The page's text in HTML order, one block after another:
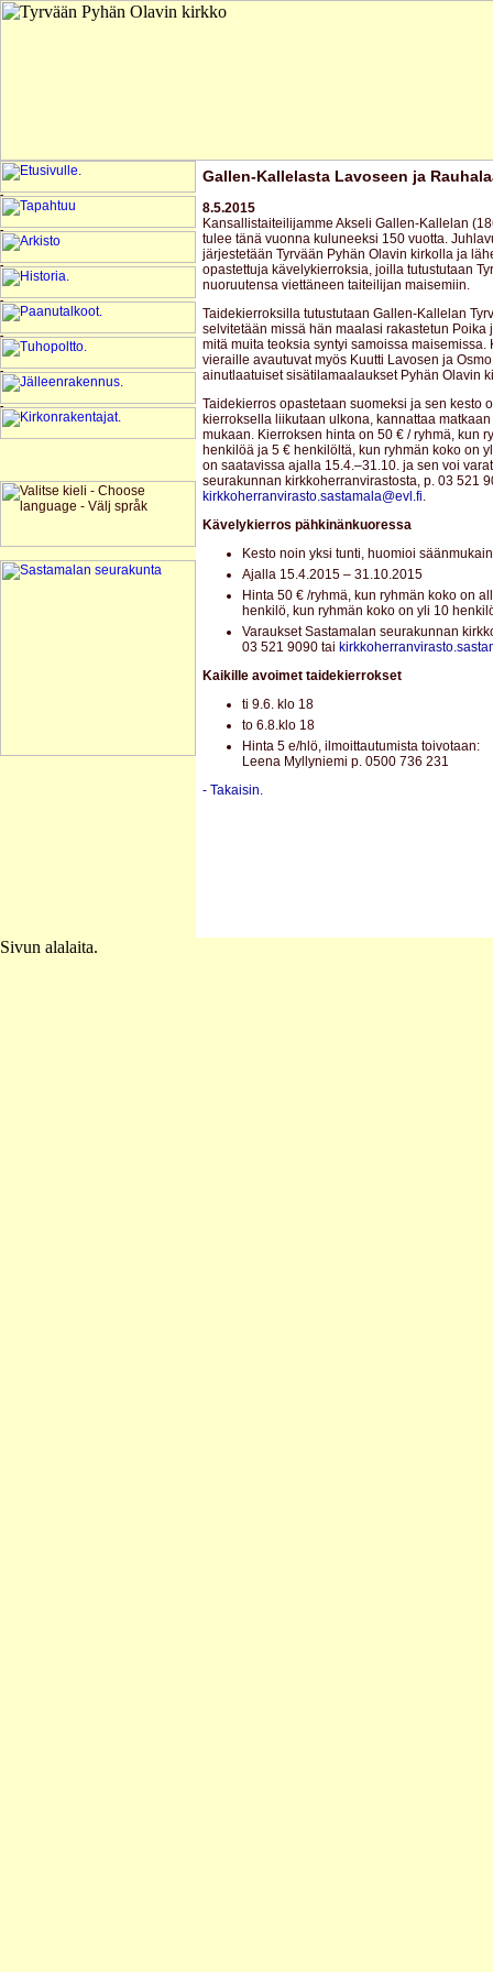
Gallen-Kallelasta Lavoseen ja
8.5.2015
Kansallistaiteilijamme Akseli Gallen-Kallelan
tulee tänä vuonna kuluneeksi 150 vuotta.
järjestetään Tyrvään Pyhän Olavin kirkolla ja
opastettuja kävelykierroksia, joilla tutustutaan
nuoruutensa viettäneen taiteilijan maisemiin.
Taidekierroksilla tutustutaan Gallen-Kallelan
selvitetään missä hän maalasi rakastetun Poika
mitä muita teoksia syntyi samoissa maisemissa.
vieraille avautuvat myös Kuutti Lavosen ja
ainutlaatuiset sisätilamaalaukset Pyhän Olavin
Taidekierros opastetaan suomeksi ja sen kesto
kierroksella liikutaan ulkona, kannattaa
mukaan. Kierroksen hinta on 50 € / ryhmä, kun
henkilöä ja 5 € henkilöltä, kun ryhmän koko on
on saatavissa ajalla 15.4.–31.10. ja sen voi
seurakunnan kirkkoherranvirastosta, p. 03 521
kirkkoherranvirasto.sastamala@evl.fi.
Kävelykierros pähkinänkuoressa
Kesto noin yksi tunti, huomioi
Ajalla 15.4.2015 – 31.10.2015
Hinta 50 € /ryhmä, kun ryhmän koko on
henkilö, kun ryhmän koko on yli 10
Varaukset Sastamalan seurakunnan
03 521 9090 tai
Kaikille avoimet taidekierrokset
ti 9.6. klo 18
to 6.8.klo 18
Hinta 5 e/hlö, ilmoittautumista toivotaan:
Leena Myllyniemi p. 0500 736 231
- Takaisin.